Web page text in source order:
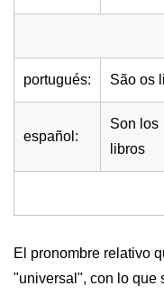
portugués: São os
español:
Son los
libros
El pronombre relativo
"universal", con lo que